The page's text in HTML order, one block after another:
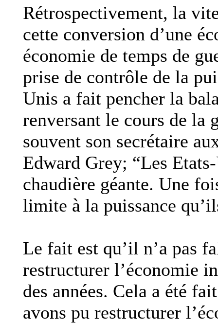
Rétrospectivement, la
cette conversion d’une
économie de temps de
prise de contrôle de la
Unis a fait pencher la
renversant le cours de
souvent son secrétaire
Edward Grey; “Les
chaudière géante. Une
limite à la puissance
Le fait est qu’il n’a pas
restructurer l’économie
des années. Cela a été
avons pu restructurer